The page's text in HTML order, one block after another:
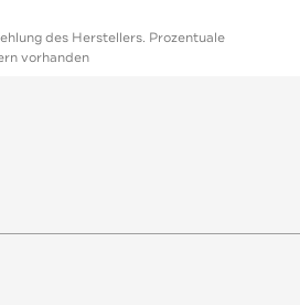
des Herstellers. Prozentuale
vorhanden